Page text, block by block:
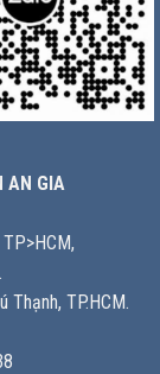
AN GIA
Thạnh, TP.HCM.